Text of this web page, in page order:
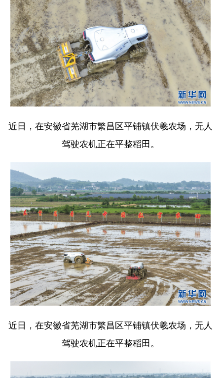
新疆 内蒙古 黑龙江
多语种频道
English Español Français عربى
Русский язык 日本語 한국어
近日，在安徽省芜湖市繁昌区平铺镇伏羲农场，无人
驾驶农机正在平整稻田。
近日，在安徽省芜湖市繁昌区平铺镇伏羲农场，无人
驾驶农机正在平整稻田。